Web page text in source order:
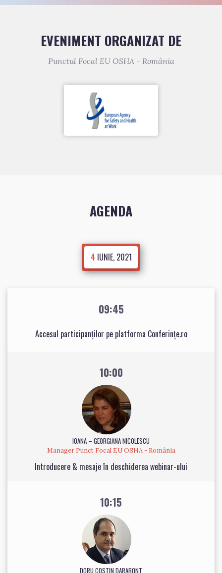
EVENIMENT ORGANIZAT DE
Punctul Focal EU OSHA - România
AGENDA
4 IUNIE, 2021
09:45
Accesul participanților pe platforma Conferințe.ro
10:00
IOANA – GEORGIANA NICOLESCU
Manager Punct Focal EU OSHA - România
Introducere & mesaje în deschiderea webinar-ului
10:15
DORU COSTIN DARABONT